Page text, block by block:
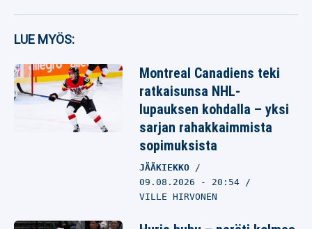
LUE MYÖS:
Montreal Canadiens teki
ratkaisunsa NHL-
lupauksen kohdalla – yksi
sarjan rahakkaimmista
sopimuksista
JÄÄKIEKKO
09.08.2026 - 20:54
VILLE HIRVONEN